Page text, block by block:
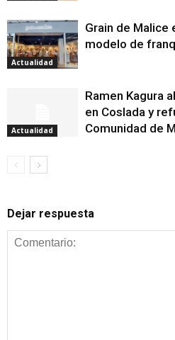
Actualidad
Grain de Malice
modelo de
Actualidad
Ramen Kagura
en Coslada y
Comunidad de
Dejar respuesta